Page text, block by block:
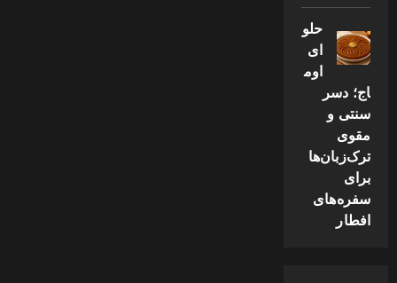
حلو
ای
اوم
اج؛ دسر
سنتی و
مقوی
ترک‌زبان‌ها
برای
سفره‌های
افطار